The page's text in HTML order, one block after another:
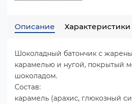
Описание Характеристики
Шоколадный батончик с
карамелью и нугой, покрытый
шоколадом.
Состав:
карамель (арахис, глюкозный